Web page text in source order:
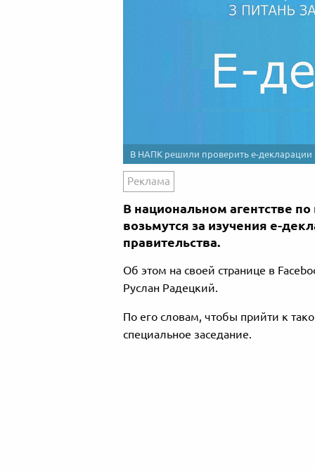
В НАПК решили проверить е-декларации
Реклама
В национальном агентстве
возьмутся за изучения е-
правительства.
Об этом на своей странице в
Руслан Радецкий.
По его словам, чтобы прийти к
специальное заседание.